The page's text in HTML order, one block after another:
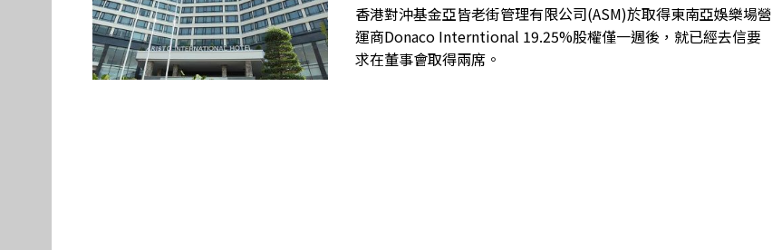
香港對沖基金亞皆老街管理有限公司(ASM)於取得東南亞娛樂場營
運商Donaco Interntional 19.25%股權僅一週後，就已經去信要
求在董事會取得兩席。